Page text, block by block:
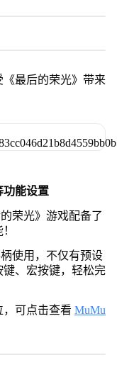
最后的荣光》带来
功能设置
荣光》游戏配备了
使用，不仅有预设
、宏按键，轻松完
可点击查看 MuMu